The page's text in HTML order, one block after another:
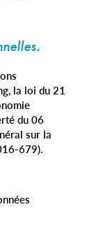
la loi du 21
du 06
sur la
679).